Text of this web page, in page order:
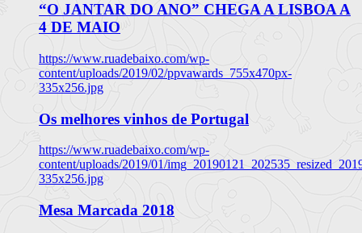
“O JANTAR DO ANO” CHEGA A LISBOA A
4 DE MAIO
https://www.ruadebaixo.com/wp-
content/uploads/2019/02/ppvawards_755x470px-
335x256.jpg
Os melhores vinhos de Portugal
https://www.ruadebaixo.com/wp-
content/uploads/2019/01/
335x256.jpg
Mesa Marcada 2018